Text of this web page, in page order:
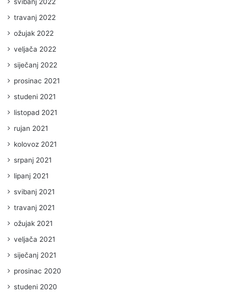
travanj 2022
ožujak 2022
veljača 2022
siječanj 2022
prosinac 2021
studeni 2021
listopad 2021
rujan 2021
kolovoz 2021
srpanj 2021
lipanj 2021
svibanj 2021
travanj 2021
ožujak 2021
veljača 2021
siječanj 2021
prosinac 2020
studeni 2020